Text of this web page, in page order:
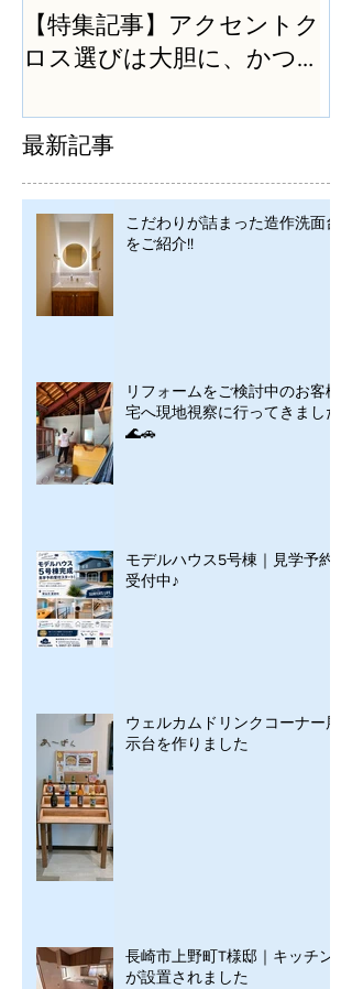
【特集記事】アクセントク
ロス選びは大胆に、かつ
最新記事
こだわりが詰まった造作洗面台
をご紹介!!
リフォームをご検討中のお客様
宅へ現地視察に行ってきました
🌊🚗
モデルハウス5号棟｜見学予約
受付中♪
ウェルカムドリンクコーナー展
示台を作りました
長崎市上野町T様邸｜キッチン
が設置されました